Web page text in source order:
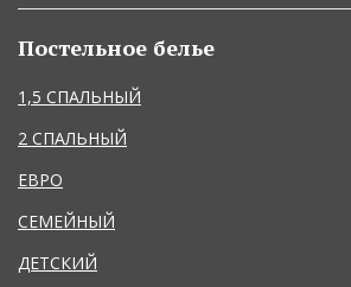
Постельное белье
1,5 СПАЛЬНЫЙ
2 СПАЛЬНЫЙ
ЕВРО
СЕМЕЙНЫЙ
ДЕТСКИЙ